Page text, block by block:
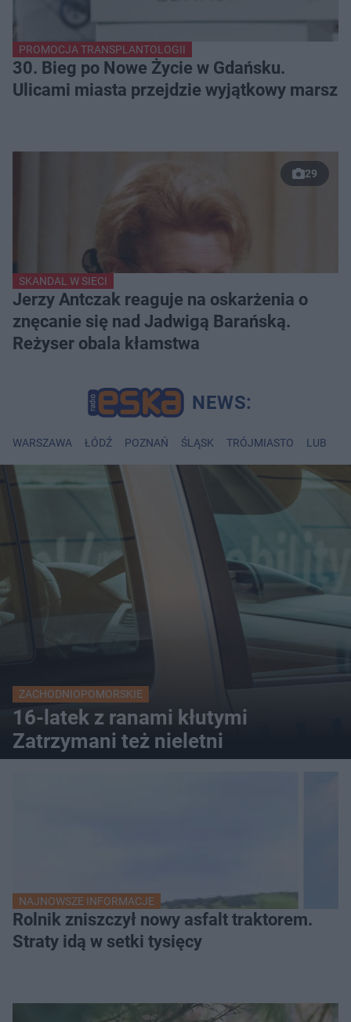
PROMOCJA TRANSPLANTOLOGII
30. Bieg po Nowe Życie w Gdańsku.
Ulicami miasta przejdzie wyjątkowy marsz
29
SKANDAL W SIECI
Jerzy Antczak reaguje na oskarżenia o
znęcanie się nad Jadwigą Barańską.
Reżyser obala kłamstwa
WARSZAWA ŁÓDŹ POZNAŃ ŚLĄSK TRÓJMIASTO LUBLIN
ZACHODNIOPOMORSKIE
16-latek z ranami kłutymi
Zatrzymani też nieletni
NAJNOWSZE INFORMACJE
Rolnik zniszczył nowy asfalt traktorem.
Straty idą w setki tysięcy